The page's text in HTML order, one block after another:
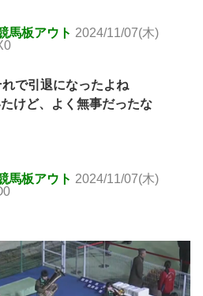
馬板アウト 2024/11/07(木)
で引退になったよね
けど、よく無事だったな
馬板アウト 2024/11/07(木)